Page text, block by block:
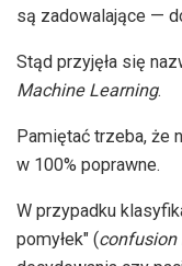
są zadowalające —
Stąd przyjęła się
Machine Learning.
Pamiętać trzeba, że
w 100% poprawne.
W przypadku
pomyłek" (confusion